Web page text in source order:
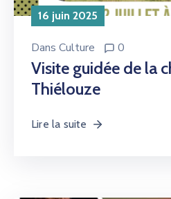
16 juin 2025
Dans Culture 0
Visite guidée de la
Thiélouze
Lire la suite